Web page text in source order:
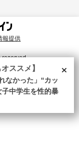
報提供
テンツや広告配信を提供する
リシー をご確認ください。×
ススメ】
なかった」“カッ
子中学生を性的暴